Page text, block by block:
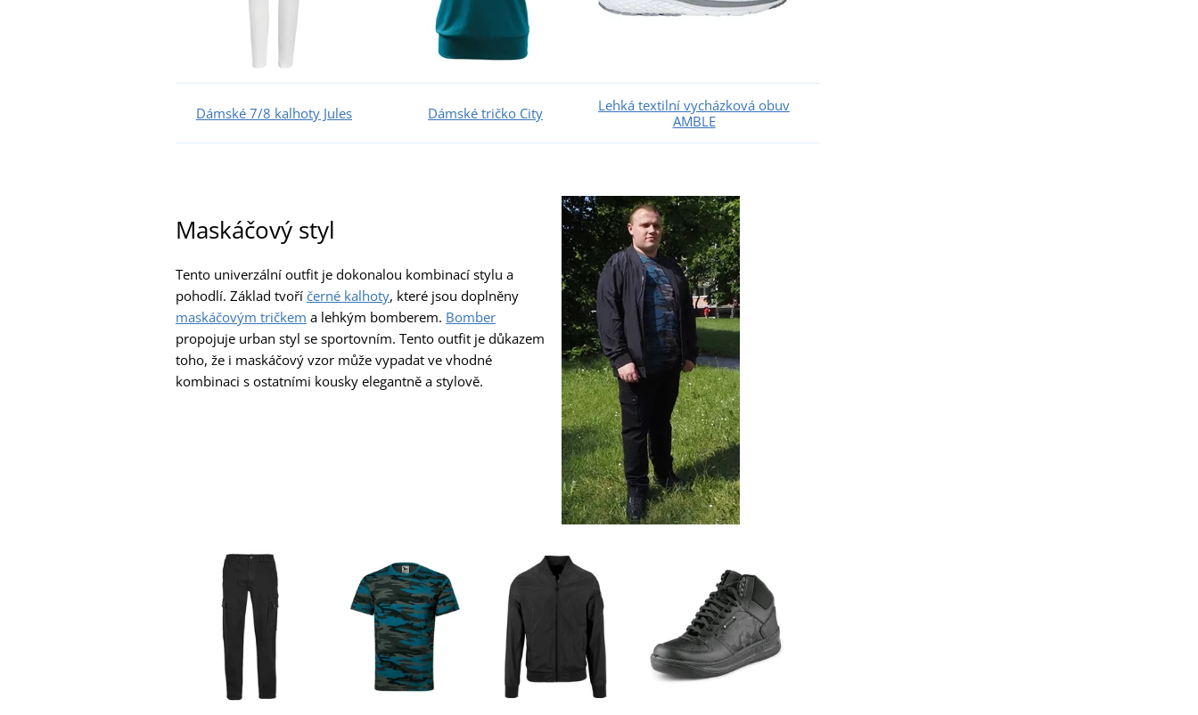
Dámské 7/8 kalhoty Jules Dámské tričko City
Lehká textilní vycházková obuv
AMBLE
Maskáčový styl
Tento univerzální outfit je dokonalou kombinací stylu a
pohodlí. Základ tvoří černé kalhoty, které jsou doplněny
maskáčovým tričkem a lehkým bomberem. Bomber
propojuje urban styl se sportovním. Tento outfit je důkazem
toho, že i maskáčový vzor může vypadat ve vhodné
kombinaci s ostatními kousky elegantně a stylově.